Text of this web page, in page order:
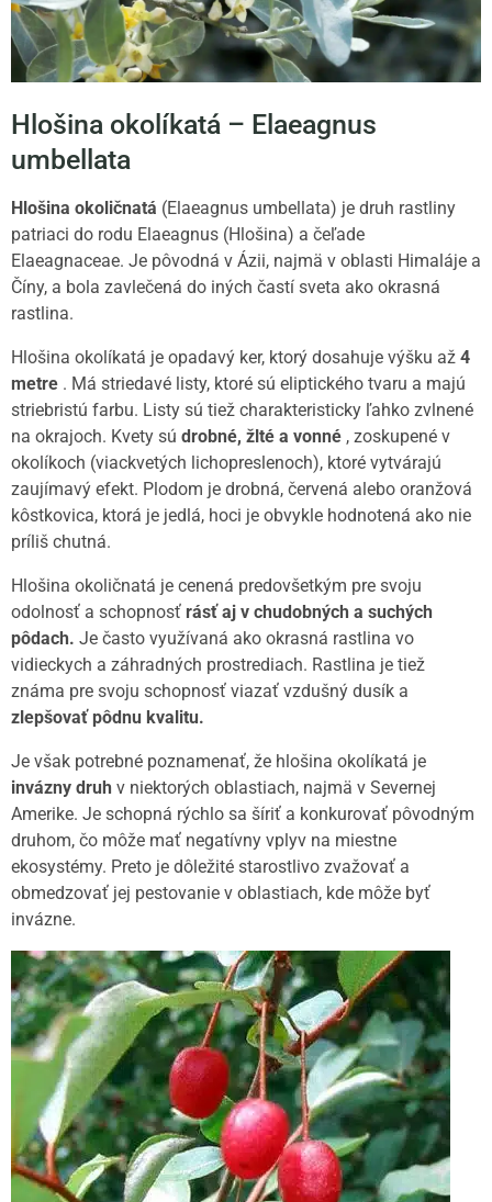
Hlošina okolíkatá – Elaeagnus
umbellata
Hlošina okoličnatá (Elaeagnus umbellata) je druh rastliny
patriaci do rodu Elaeagnus (Hlošina) a čeľade
Elaeagnaceae. Je pôvodná v Ázii, najmä v oblasti Himaláje a
Číny, a bola zavlečená do iných častí sveta ako okrasná
rastlina.
Hlošina okolíkatá je opadavý ker, ktorý dosahuje výšku až 4
metre . Má striedavé listy, ktoré sú eliptického tvaru a majú
striebristú farbu. Listy sú tiež charakteristicky ľahko zvlnené
na okrajoch. Kvety sú drobné, žlté a vonné , zoskupené v
okolíkoch (viackvetých lichopreslenoch), ktoré vytvárajú
zaujímavý efekt. Plodom je drobná, červená alebo oranžová
kôstkovica, ktorá je jedlá, hoci je obvykle hodnotená ako nie
príliš chutná.
Hlošina okoličnatá je cenená predovšetkým pre svoju
odolnosť a schopnosť rásť aj v chudobných a suchých
pôdach. Je často využívaná ako okrasná rastlina vo
vidieckych a záhradných prostrediach. Rastlina je tiež
známa pre svoju schopnosť viazať vzdušný dusík a
zlepšovať pôdnu kvalitu.
Je však potrebné poznamenať, že hlošina okolíkatá je
invázny druh v niektorých oblastiach, najmä v Severnej
Amerike. Je schopná rýchlo sa šíriť a konkurovať pôvodným
druhom, čo môže mať negatívny vplyv na miestne
ekosystémy. Preto je dôležité starostlivo zvažovať a
obmedzovať jej pestovanie v oblastiach, kde môže byť
invázne.